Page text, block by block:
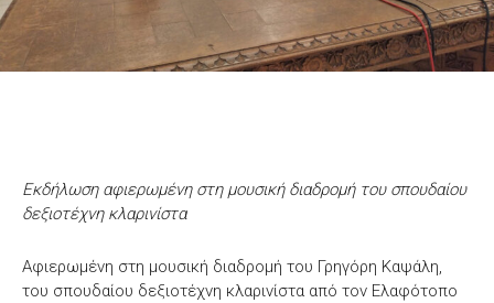
Εκδήλωση αφιερωμένη στη μουσική διαδρομή του σπουδαίου
δεξιοτέχνη κλαρινίστα
Αφιερωμένη στη μουσική διαδρομή του Γρηγόρη Καψάλη,
του σπουδαίου δεξιοτέχνη κλαρινίστα από τον Ελαφότοπο